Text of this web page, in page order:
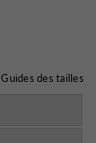
Guides des tailles